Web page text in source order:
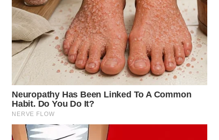
WN
KUNINGAN
WN
MAJALENGKA
WN
SUBANG
WN
SUKABUMI